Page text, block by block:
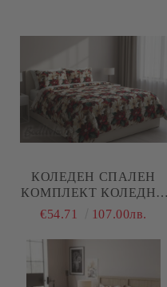
(ПОПЛИН), 3 ЧАСТИ
КОЛЕДЕН СПАЛЕН
КОМПЛЕКТ КОЛЕДНИ
ЗВЕЗДИ, 100% ПАМУК/
€54.71 107.00лв.